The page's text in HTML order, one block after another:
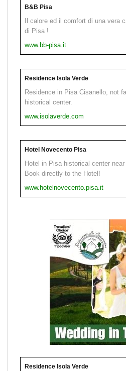
B&B Pisa
Il calore ed il comfort di una vera
di Pisa !
www.bb-pisa.it
Residence Isola Verde
Residence in Pisa Cisanello, not
historical center.
www.isolaverde.com
Hotel Novecento Pisa
Hotel in Pisa historical center
Book directly to the Hotel!
www.hotelnovecento.pisa.it
Residence Isola Verde